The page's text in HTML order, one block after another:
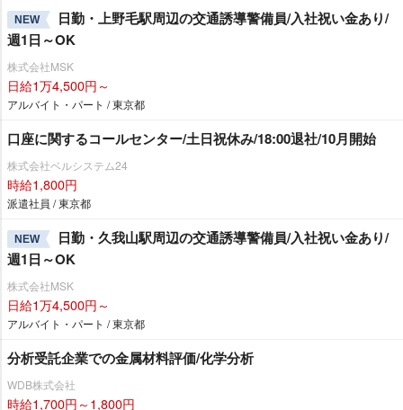
NEW
日勤・上野毛駅周辺の交通誘導警備員/入社祝い金あり/
週1日～OK
株式会社MSK
日給1万4,500円～
アルバイト・パート / 東京都
口座に関するコールセンター/土日祝休み/18:00退社/10月開始
株式会社ベルシステム24
時給1,800円
派遣社員 / 東京都
NEW
日勤・久我山駅周辺の交通誘導警備員/入社祝い金あり/
週1日～OK
株式会社MSK
日給1万4,500円～
アルバイト・パート / 東京都
分析受託企業での金属材料評価/化学分析
WDB株式会社
時給1,700円～1,800円